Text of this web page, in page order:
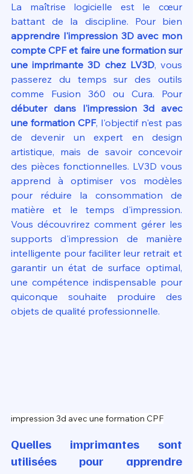
La maîtrise logicielle est le cœur
apprendre l'impression 3D avec mon
compte CPF et faire une formation sur
une imprimante 3D chez LV3D, vous
passerez du temps sur des outils
débuter dans l'impression 3d avec
une formation CPF, l'objectif n'est pas
de devenir un expert en design
artistique, mais de savoir concevoir
des pièces fonctionnelles. LV3D vous
apprend à optimiser vos modèles
pour réduire la consommation de
matière et le temps d'impression.
Vous découvrirez comment gérer les
supports d'impression de manière
intelligente pour faciliter leur retrait et
garantir un état de surface optimal,
une compétence indispensable pour
quiconque souhaite produire des
objets de qualité professionnelle.
impression 3d avec une formation CPF
Quelles imprimantes sont
utilisées pour apprendre